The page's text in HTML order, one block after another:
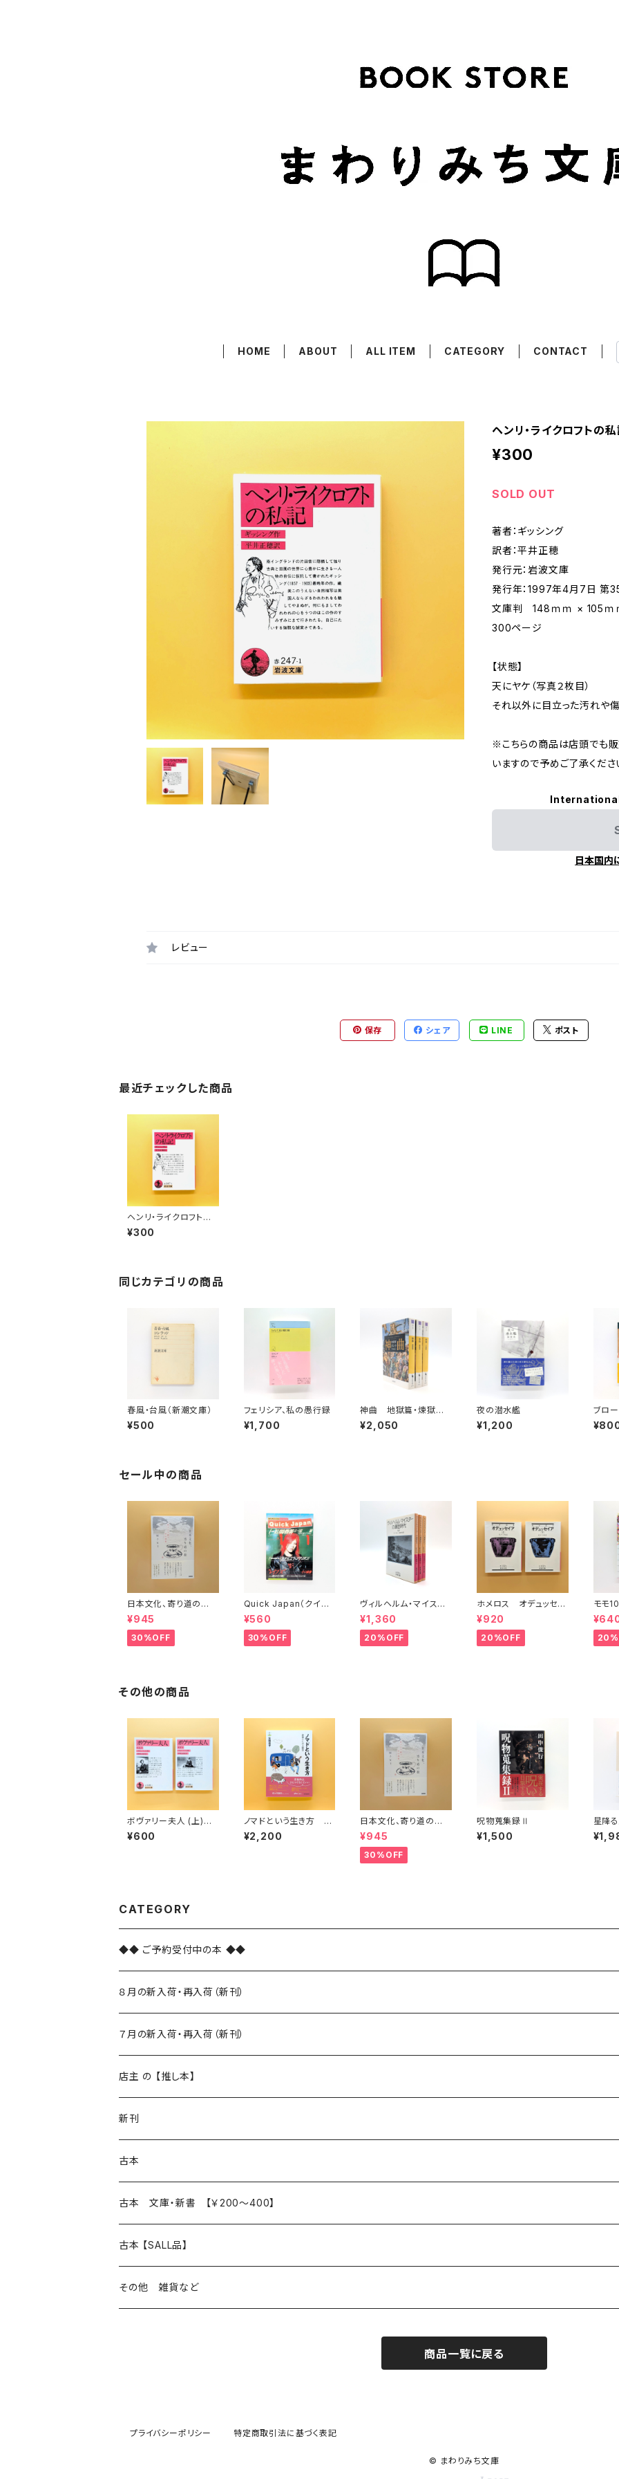
HOME ABOUT ALL ITEM CATEGORY CONTACT
ヘンリ・ライクロフトの私
¥300
SOLD OUT
著者：ギッシング
訳者：平井正穂
発行元：岩波文庫
発行年：1997年4月7日 第
文庫判 148ｍｍ × 105ｍ
300ページ
【状態】
天にヤケ（写真２枚目）
それ以外に目立った汚れや傷
※こちらの商品は店頭でも販
いますので予めご了承くださ
日本国内
レビュー
保存 シェア LINE ポスト
最近チェックした商品
ヘンリ・ライクロフトの
私記（岩波文庫）
¥300
同じカテゴリの商品
春風・台風（新潮文庫）
¥500
フェリシア、私の愚行録
¥1,700
神曲 地獄篇・煉獄編・
天国篇（河出文庫）
¥2,050
夜の潜水艦
¥1,200
ブロ
（新潮
セール中の商品
日本文化、寄り道の
旅 彬子女王殿下特別
講義
¥945
30%OFF
Quick Japan（クイッ
ク・ジャパン）Vol.11
¥560
30%OFF
ヴィルヘルム・マイスタ
ーの遍歴時代 (上)(中)
(下)（岩波文庫）
¥1,360
20%OFF
ホメロス オデュッセイ
ア(上)(下) （岩波文庫）
¥920
20%OFF
モモ
その他の商品
ボヴァリー夫人 (上)
(下)（岩波文庫）
¥600
ノマドという生き方 旅
暮らしの人類学（教養み
らい選書 10）
¥2,200
日本文化、寄り道の
旅 彬子女王殿下特別
講義
¥945
30%OFF
呪物蒐集録Ⅱ
¥1,500
星降
CATEGORY
◆◆ ご予約受付中の本 ◆◆
８月の新入荷・再入荷（新刊）
新入荷
再入荷
７月の新入荷・再入荷（新刊）
新入荷
再入荷
店主 の 【推し本】
新刊
本 の あれこれ
読書のこと
本屋のこと
文芸
近代小説 エッセイ 戯曲（日本人作家）
現代小説 エッセイ 戯曲（日本人作家）
短歌 俳句 川柳
日々 の できこと
日常の 風景 群像
生き方 ライフスタイル
古本
本 の あれこれ
読書のこと
本屋のこと
日本文学
小説 エッセイ 戯曲（日本人作家）
海外文学
古本 文庫・新書 【￥200～400】
日本文学
小説 エッセイ 戯曲
海外文学
古本 【SALL品】
20％OFF
その他 雑貨など
商品一覧に戻る
プライバシーポリシー 特定商取引法に基づく表記
© まわりみち文庫